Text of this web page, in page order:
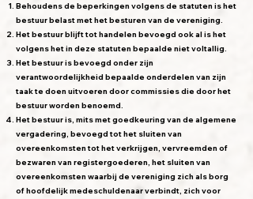
Behoudens de beperkingen volgens de statuten is het
bestuur belast met het besturen van de vereniging.
Het bestuur blijft tot handelen bevoegd ook al is het
volgens het in deze statuten bepaalde niet voltallig.
Het bestuur is bevoegd onder zijn
verantwoordelijkheid bepaalde onderdelen van zijn
taak te doen uitvoeren door commissies die door het
bestuur worden benoemd.
Het bestuur is, mits met goedkeuring van de algemene
vergadering, bevoegd tot het sluiten van
overeenkomsten tot het verkrijgen, vervreemden of
bezwaren van registergoederen, het sluiten van
overeenkomsten waarbij de vereniging zich als borg
of hoofdelijk medeschuldenaar verbindt, zich voor